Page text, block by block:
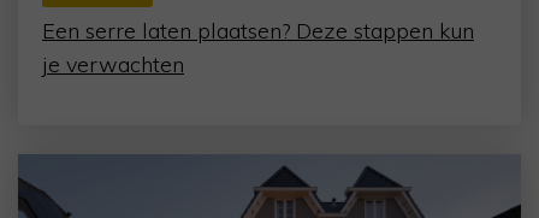
Een serre laten plaatsen? Deze stappen kun
je verwachten